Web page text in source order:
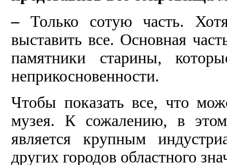
–Только сотую часть.
выставить все. Основная
памятники старины,
неприкосновенности.
Чтобы показать все, что
музея. К сожалению, в этом
является крупным
других городов областного